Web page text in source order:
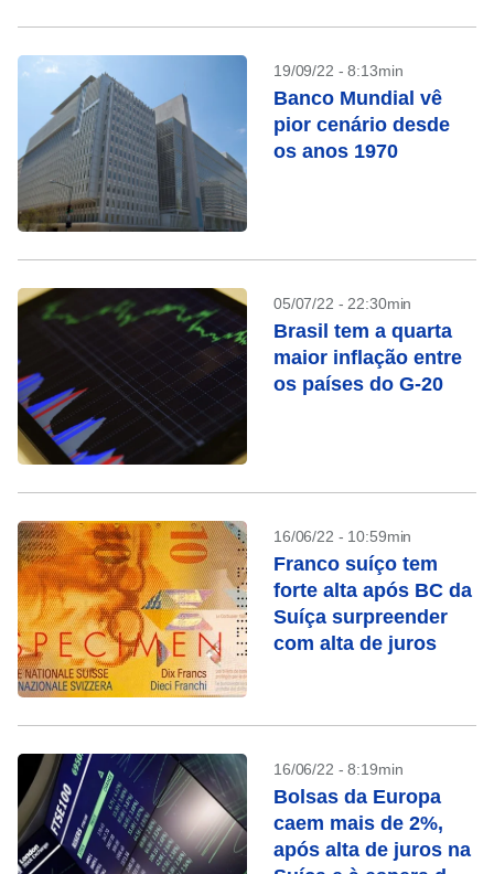
19/09/22 - 8:13min
Banco Mundial vê
pior cenário desde
os anos 1970
05/07/22 - 22:30min
Brasil tem a quarta
maior inflação entre
os países do G-20
16/06/22 - 10:59min
Franco suíço tem
forte alta após BC da
Suíça surpreender
com alta de juros
16/06/22 - 8:19min
Bolsas da Europa
caem mais de 2%,
após alta de juros na